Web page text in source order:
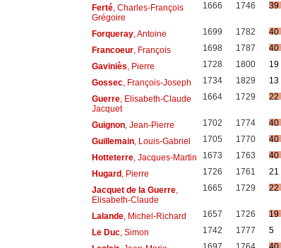
Ferté, Charles-François
Grégoire
1666 1746 39
Forqueray, Antoine 1699 1782
40
Francoeur, François 1698 1787
40
Gaviniès , Pierre 1728 1800
19
Gossec, François-Joseph 1734 1829
13
Guerre, Elisabeth-Claude
Jacquet
1664 1729 22
Guignon, Jean-Pierre 1702 1774
40
Guillemain, Louis-Gabriel 1705 1770
40
Hotteterre, Jacques-Martin 1673 1763
40
Hugard, Pierre 1726 1761
21
Jacquet de la Guerre,
Elisabeth-Claude
1665 1729 22
Lalande, Michel-Richard 1657 1726
19
Le Duc, Simon 1742 1777
5